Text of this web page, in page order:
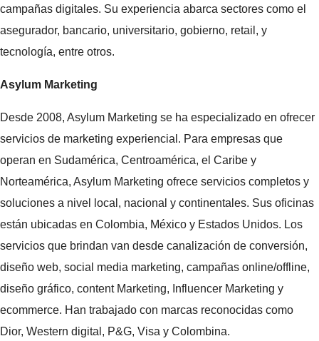
campañas digitales. Su experiencia abarca sectores como el
asegurador, bancario, universitario, gobierno, retail, y
tecnología, entre otros.
Asylum Marketing
Desde 2008, Asylum Marketing se ha especializado en ofrecer
servicios de marketing experiencial. Para empresas que
operan en Sudamérica, Centroamérica, el Caribe y
Norteamérica, Asylum Marketing ofrece servicios completos y
soluciones a nivel local, nacional y continentales. Sus oficinas
están ubicadas en Colombia, México y Estados Unidos. Los
servicios que brindan van desde canalización de conversión,
diseño web, social media marketing, campañas online/offline,
diseño gráfico, content Marketing, Influencer Marketing y
ecommerce. Han trabajado con marcas reconocidas como
Dior, Western digital, P&G, Visa y Colombina.